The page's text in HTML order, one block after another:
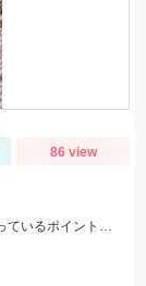
86 view
HITルアーはアイマの誉MD100F。広く探りながら溜まっているポイントを見つけましょう。